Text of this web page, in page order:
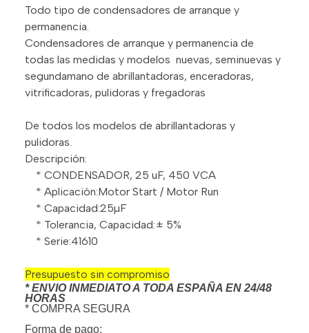
Todo tipo de condensadores de arranque y
permanencia.
Condensadores de arranque y permanencia de
todas las medidas y modelos nuevas, seminuevas y
segundamano de abrillantadoras, enceradoras,
vitrificadoras, pulidoras y fregadoras
De todos los modelos de abrillantadoras y
pulidoras.
Descripción:
* CONDENSADOR, 25 uF, 450 VCA
* Aplicación:Motor Start / Motor Run
* Capacidad:25µF
* Tolerancia, Capacidad:± 5%
* Serie:41610
Presupuesto sin compromiso
* ENVIO INMEDIATO A TODA ESPAÑA EN 24/48
HORAS
* COMPRA SEGURA
Forma de pago: